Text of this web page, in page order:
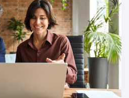
и диагностика
за благородни метали